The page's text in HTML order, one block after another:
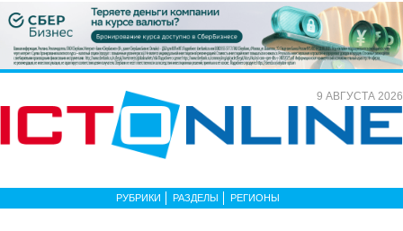
9 АВГУСТА 2026
РУБРИКИ РАЗДЕЛЫ РЕГИОНЫ